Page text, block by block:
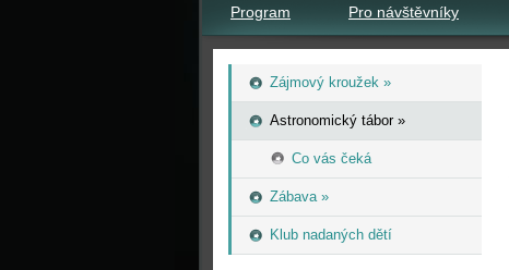
Program Pro návštěvníky
Zájmový kroužek »
Astronomický tábor »
Co vás čeká
Zábava »
Klub nadaných dětí